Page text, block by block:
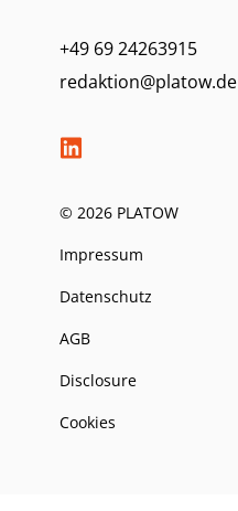
+49 69 24263915
redaktion@platow.de
© 2026 PLATOW
Impressum
Datenschutz
AGB
Disclosure
Cookies